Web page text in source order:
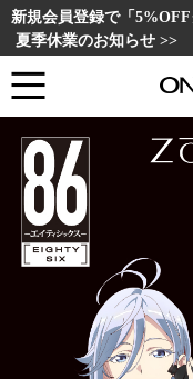
新規会員登録で「
夏季休業のお知らせ >>